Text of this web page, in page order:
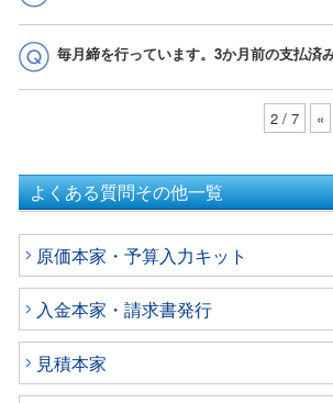
毎月締を行っています。3か月前の支払済
2 / 7 «
よくある質問その他一覧
原価本家・予算入力キット
入金本家・請求書発行
見積本家